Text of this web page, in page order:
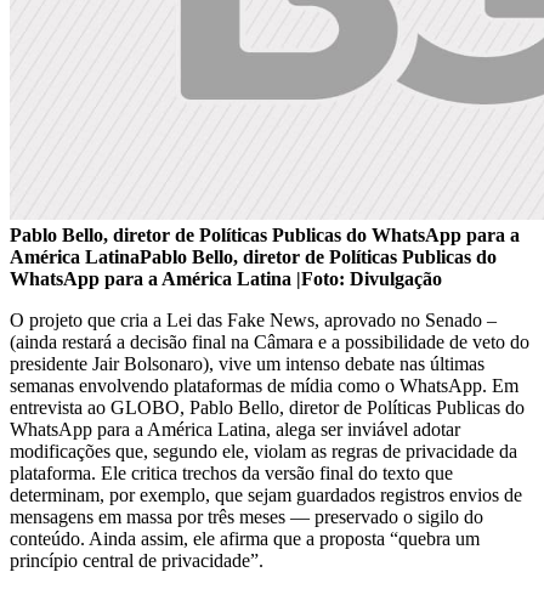
Pablo Bello, diretor de Políticas Publicas do WhatsApp para a
América LatinaPablo Bello, diretor de Políticas Publicas do
WhatsApp para a América Latina |Foto: Divulgação
O projeto que cria a Lei das Fake News, aprovado no Senado –
(ainda restará a decisão final na Câmara e a possibilidade de veto do
presidente Jair Bolsonaro), vive um intenso debate nas últimas
semanas envolvendo plataformas de mídia como o WhatsApp. Em
entrevista ao GLOBO, Pablo Bello, diretor de Políticas Publicas do
WhatsApp para a América Latina, alega ser inviável adotar
modificações que, segundo ele, violam as regras de privacidade da
plataforma. Ele critica trechos da versão final do texto que
determinam, por exemplo, que sejam guardados registros envios de
mensagens em massa por três meses — preservado o sigilo do
conteúdo. Ainda assim, ele afirma que a proposta “quebra um
princípio central de privacidade”.